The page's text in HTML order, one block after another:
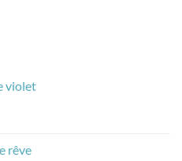
violet
rêve